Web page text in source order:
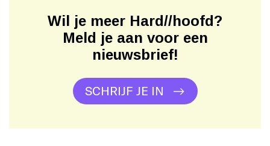
Wil je meer Hard//hoofd?
Meld je aan voor een
nieuwsbrief!
SCHRIJF JE IN